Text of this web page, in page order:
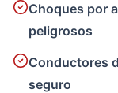
Choques por
peligrosos
Conductores
seguro